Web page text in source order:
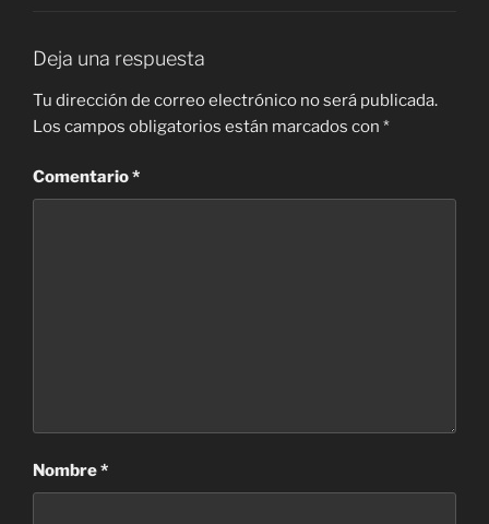
Deja una respuesta
Tu dirección de correo electrónico no será publicada.
Los campos obligatorios están marcados con *
Comentario*
Nombre*